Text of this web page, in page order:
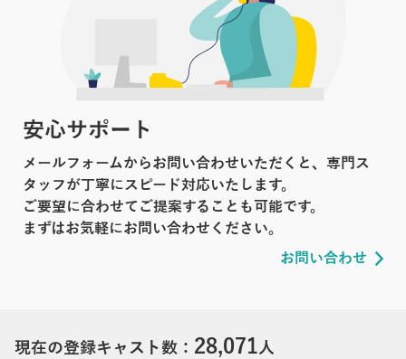
安心サポート
メールフォームからお問い合わせいただくと、専門ス
タッフが丁寧にスピード対応いたします。
ご要望に合わせてご提案することも可能です。
まずはお気軽にお問い合わせください。
お問い合わせ
現在の登録キャスト数： 28,071人